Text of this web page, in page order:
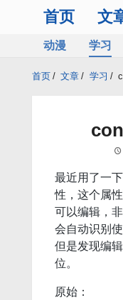
首页 文
动漫 学习
首页 / 文章 / 学习 /
最近用了一下
性，这个属
可以编辑，
会自动识别
但是发现编辑
位。
原始：